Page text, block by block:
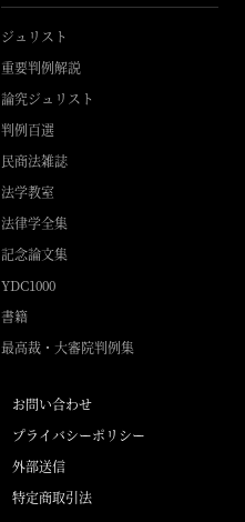
ジュリスト
重要判例解説
論究ジュリスト
判例百選
民商法雑誌
法学教室
法律学全集
記念論文集
YDC1000
書籍
最高裁・大審院判例集
お問い合わせ
プライバシーポリシー
外部送信
特定商取引法